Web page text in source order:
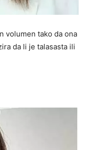
volumen tako da ona
da li je talasasta ili